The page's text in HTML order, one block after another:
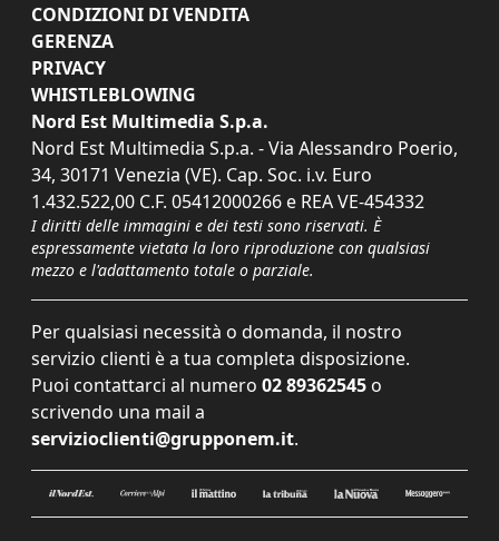
CONDIZIONI DI VENDITA
GERENZA
PRIVACY
WHISTLEBLOWING
Nord Est Multimedia S.p.a.
Nord Est Multimedia S.p.a. - Via Alessandro Poerio,
34, 30171 Venezia (VE). Cap. Soc. i.v. Euro
1.432.522,00 C.F. 05412000266 e REA VE-454332
I diritti delle immagini e dei testi sono riservati. È
espressamente vietata la loro riproduzione con qualsiasi
mezzo e l'adattamento totale o parziale.
Per qualsiasi necessità o domanda, il nostro
servizio clienti è a tua completa disposizione.
Puoi contattarci al numero 02 89362545 o
scrivendo una mail a
servizioclienti@grupponem.it.